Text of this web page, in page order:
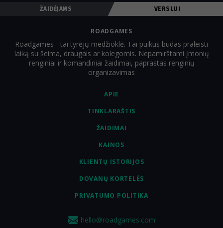
ŽAIDĖJAMS VERSLUI
APIE
TINKLARAŠTIS
ŽAIDIMAI
KAINOS
KLIENTŲ ISTORIJOS
DOVANŲ KORTELĖS
PRIVATUMO POLITIKA
ROADGAMES
Roadgames - tai tyrėjų medžioklė. Tai puikus būdas praleisti
laiką su šeima, draugais ar kolegomis. Nepamirštami įmonių
renginiai ir komandiniai žaidimai, paprastas renginių
organizavimas
hello@roadgames.com